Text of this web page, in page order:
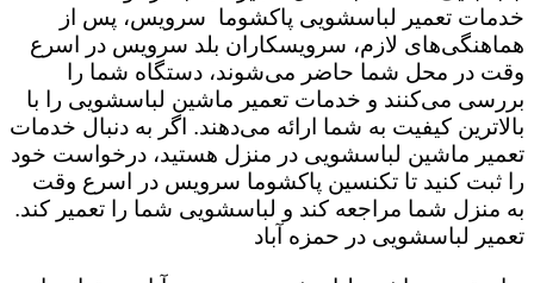
خدمات تعمیر لباسشویی پاکشوما سرویس،‌ پس از
هماهنگی‌های لازم، سرویسکاران بلد سرویس در اسرع
وقت در محل شما حاضر می‌شوند، دستگاه شما را
بررسی می‌کنند و خدمات تعمیر ماشین لباسشویی را با
بالاترین کیفیت به شما ارائه می‌دهند. اگر به دنبال خدمات
تعمیر ماشین لباسشویی در منزل هستید، درخواست خود
را ثبت کنید تا تکنسین پاکشوما سرویس در اسرع وقت
به منزل شما مراجعه کند و لباسشویی شما را تعمیر کند.
تعمیر لباسشویی در حمزه آباد